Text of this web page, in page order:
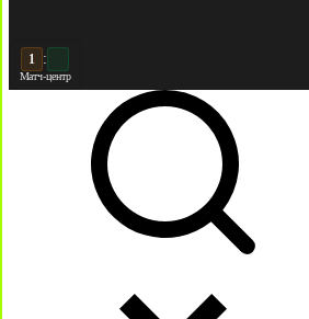
:
Матч-центр